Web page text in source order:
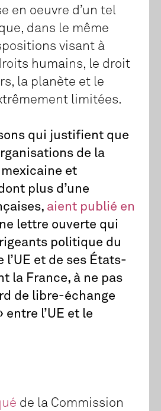
en oeuvre d’un tel
dans le même
visant à
humains, le droit
la planète et le
limitées.
qui justifient que
de la
et
plus d’une
aient publié en
lettre ouverte qui
politique du
l’UE et de ses États-
la France, à ne pas
de libre-échange
entre l’UE et le
de la Commission